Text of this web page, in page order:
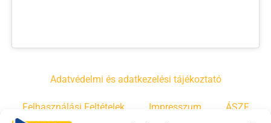
Adatvédelmi és adatkezelési tájékoztató
Felhasználási Feltételek Impresszum ÁSZF